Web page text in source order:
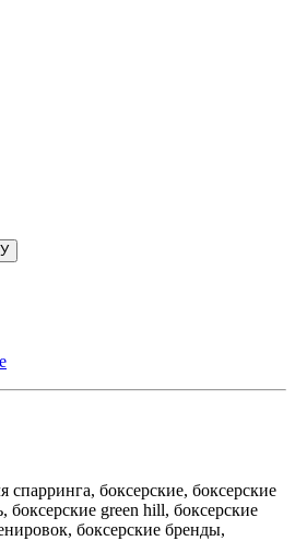
спарринга, боксерские, боксерские
боксерские green hill, боксерские
боксерские бренды,